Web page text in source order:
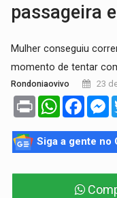
passageira
Mulher conseguiu
momento de tentar
Rondoniaovivo 23
Print WhatsApp
Siga a gente no